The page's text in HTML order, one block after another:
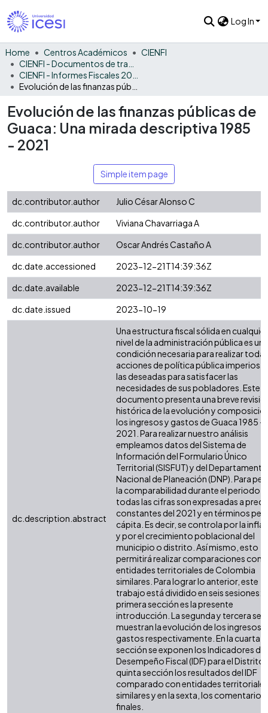
Log In
Home Centros Académicos
CIENFI
Evolución de las finanzas públicas de
Guaca: Una mirada descriptiva 1985
- 2021
Simple item page
dc.contributor.author
Julio César Alonso C
dc.contributor.author
Viviana Chavarriaga A
dc.contributor.author
Oscar Andrés Castaño A
dc.date.accessioned
2023-12-21T14:39:36Z
dc.date.available
2023-12-21T14:39:36Z
dc.date.issued
2023-10-19
dc.description.abstract
Una estructura fiscal sólida en cualquier
nivel de la administración pública es una
condición necesaria para realizar
acciones de política pública
las deseadas para satisfacer las
necesidades de sus pobladores. Este
documento presenta una breve
histórica de la evolución y
los ingresos y gastos de Guaca 1985 -
2021. Para realizar nuestro análisis
empleamos datos del Sistema de
Información del Formulario Único
Territorial (SISFUT) y del Departamento
Nacional de Planeación (DNP). Para
la comparabilidad durante el periodo,
todas las cifras son expresadas a
constantes del 2021 y en términos per
cápita. Es decir, se controla por la
y por el crecimiento poblacional del
municipio o distrito. Así mismo, esto
permitirá realizar comparaciones con
entidades territoriales de Colombia
similares. Para lograr lo anterior, este
trabajo está dividido en seis sesiones:
primera sección es la presente
introducción. La segunda y tercera
muestran la evolución de los ingresos
gastos respectivamente. En la cuarta
sección se exponen los Indicadores de
Desempeño Fiscal (IDF) para el Distrito.
quinta sección los resultados del IDF
comparado con entidades territoriales
similares y en la sexta, los comentarios
finales.